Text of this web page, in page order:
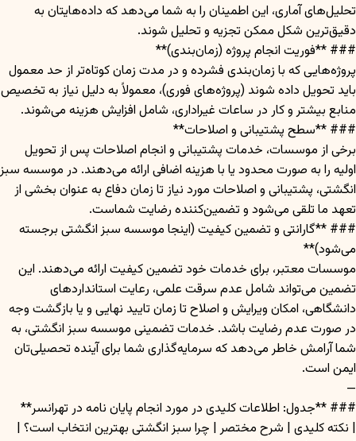
تحلیل‌های آماری، این اطمینان را به شما می‌دهد که داده‌هایتان به
دقیق‌ترین شکل ممکن تجزیه و تحلیل شوند.
### **فوریت انجام پروژه (زمان‌بندی)**
پروژه‌هایی که با زمان‌بندی فشرده و در مدت زمان کوتاه‌تر از حد معمول
باید تحویل داده شوند (پروژه‌های فوری)، معمولاً به دلیل نیاز به تخصیص
منابع بیشتر و کار در ساعات غیراداری، شامل افزایش هزینه می‌شوند.
### **سطح پشتیبانی و اصلاحات**
برخی از موسسات، خدمات پشتیبانی و انجام اصلاحات پس از تحویل
اولیه را به صورت محدود یا با هزینه اضافی ارائه می‌دهند. در موسسه سبز
انگشتی، پشتیبانی و اصلاحات مورد نیاز تا زمان دفاع به عنوان بخشی از
تعهد ما تلقی می‌شود و تضمین‌کننده رضایت شماست.
### **گارانتی و تضمین کیفیت (اینجا موسسه سبز انگشتی برجسته
می‌شود)**
موسسات معتبر، برای خدمات خود تضمین کیفیت ارائه می‌دهند. این
تضمین می‌تواند شامل عدم سرقت علمی، رعایت استانداردهای
دانشگاهی، امکان ویرایش و اصلاح تا زمان تایید نهایی و یا بازگشت وجه
در صورت عدم رضایت باشد. خدمات تضمینی موسسه سبز انگشتی، به
شما آرامش خاطر می‌دهد که سرمایه‌گذاری شما برای آینده تحصیلی‌تان
ایمن است.
—
### **جدول: اطلاعات کلیدی در مورد انجام پایان نامه در تهرانسر**
| نکته کلیدی | شرح مختصر | چرا سبز انگشتی بهترین انتخاب است؟ |